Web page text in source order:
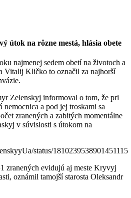
útok na rôzne mestá, hlásia obete
najmenej sedem obetí na životoch a
Vitalij Kličko to označil za najhorší
invázie.
Zelenskyj informoval o tom, že pri
nemocnica a pod jej troskami sa
zranených a zabitých momentálne
v súvislosti s útokom na
status/1810239538901451115
zranených evidujú aj meste Kryvyj
oznámil tamojší starosta Oleksandr